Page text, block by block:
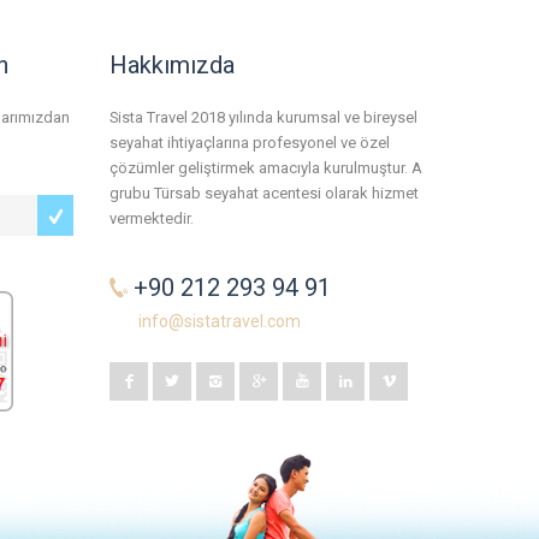
Hakkımızda
Sista Travel 2018 yılında kurumsal ve bireysel
seyahat ihtiyaçlarına profesyonel ve özel
çözümler geliştirmek amacıyla kurulmuştur. A
grubu Türsab seyahat acentesi olarak hizmet
vermektedir.
+90 212 293 94 91
info@sistatravel.com